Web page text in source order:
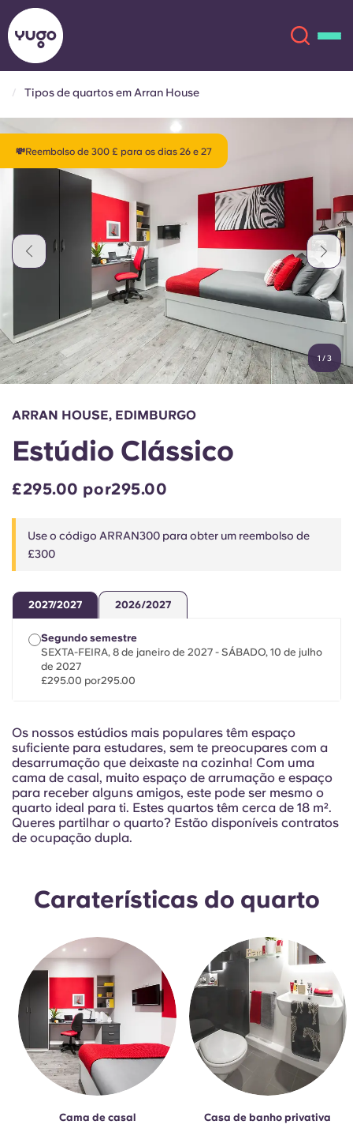
Localizações
Conta Língua
English (GB)
Chinese
Español
Català
Selecione um país
Reservar agora
English (US)
Chinese Español
Català Deutsch
Italian French
Portuguese
Tipos de quartos em Arran House
💸Reembolso de 300 £ para os dias 26 e 27
1 /3
ARRAN HOUSE, EDIMBURGO
Estúdio Clássico
£295.00 por295.00
Use o código ARRAN300 para obter um reembolso de
£300
2027/2027 2026/2027
Segundo semestre
SEXTA-FEIRA, 8 de janeiro de 2027 - SÁBADO, 10 de julho
de 2027
£295.00 por295.00
Os nossos estúdios mais populares têm espaço
suficiente para estudares, sem te preocupares com a
desarrumação que deixaste na cozinha! Com uma
cama de casal, muito espaço de arrumação e espaço
para receber alguns amigos, este pode ser mesmo o
quarto ideal para ti. Estes quartos têm cerca de 18 m².
Queres partilhar o quarto? Estão disponíveis contratos
de ocupação dupla.
Caraterísticas do quarto
Cama de casal Casa de banho privativa